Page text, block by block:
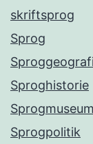
skriftsprog
Sprog
Sproggeografi
Sproghistorie
Sprogmuseum
Sprogpolitik